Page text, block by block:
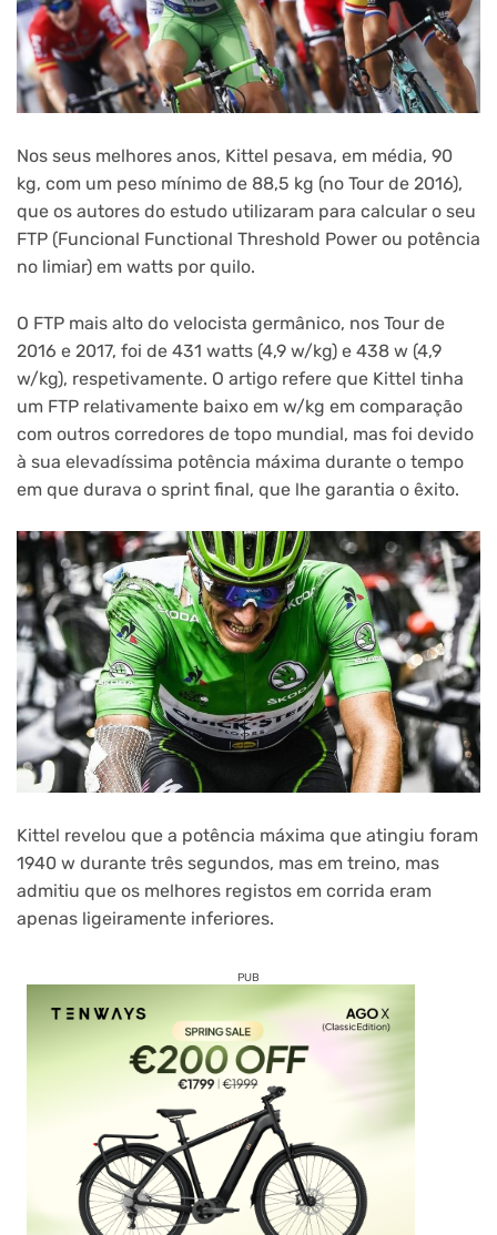
Nos seus melhores anos, Kittel pesava, em média, 90
kg, com um peso mínimo de 88,5 kg (no Tour de 2016),
que os autores do estudo utilizaram para calcular o seu
FTP (Funcional Functional Threshold Power ou potência
no limiar) em watts por quilo.
O FTP mais alto do velocista germânico, nos Tour de
2016 e 2017, foi de 431 watts (4,9 w/kg) e 438 w (4,9
w/kg), respetivamente. O artigo refere que Kittel tinha
um FTP relativamente baixo em w/kg em comparação
com outros corredores de topo mundial, mas foi devido
à sua elevadíssima potência máxima durante o tempo
em que durava o sprint final, que lhe garantia o êxito.
Kittel revelou que a potência máxima que atingiu foram
1940 w durante três segundos, mas em treino, mas
admitiu que os melhores registos em corrida eram
apenas ligeiramente inferiores.
PUB